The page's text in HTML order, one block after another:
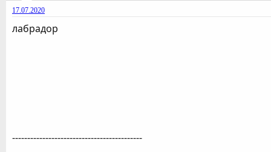
17.07.2020
лабрадор
-------------------------------------------